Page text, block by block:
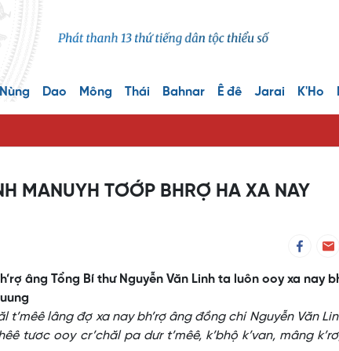
Dao Mông Thái Bahnar Ê đê Jarai K'Ho
MANUYH TƠỚP BHRỢ HA XA NAY
âng Tổng Bí thư Nguyễn Văn Linh ta luôn ooy xa nay
t’mêê lâng đợ xa nay bh’rợ âng đồng chí Nguyễn Văn
tươc ooy cr’chăl pa dưr t’mêê, k’bhộ k’van, mâng